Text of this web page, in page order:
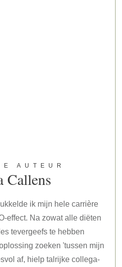
AUTEUR
Callens
ik mijn hele carrière
effect. Na zowat alle diëten
tevergeefs te hebben
zoeken 'tussen mijn
af, hielp talrijke collega-